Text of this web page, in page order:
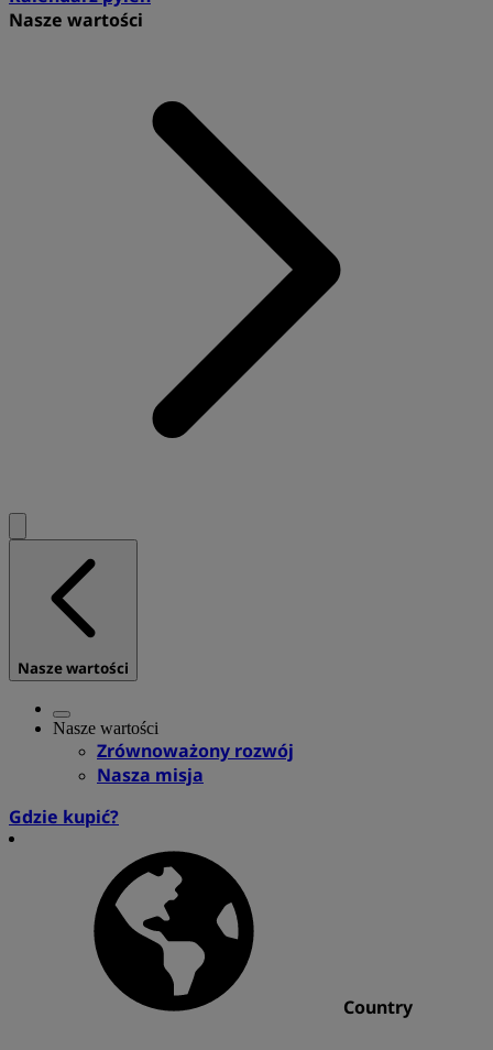
Nasze wartości
Nasze wartości
Nasze wartości
Zrównoważony rozwój
Nasza misja
Gdzie kupić?
Country